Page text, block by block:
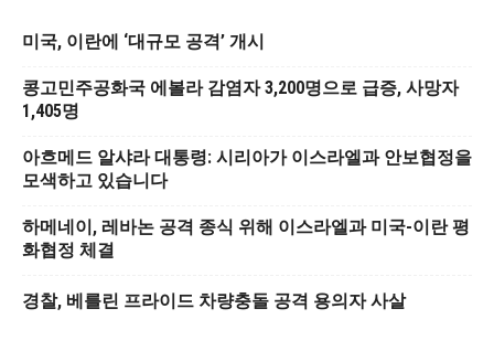
미국, 이란에 ‘대규모 공격’ 개시
콩고민주공화국 에볼라 감염자 3,200명으로 급증, 사망자
1,405명
아흐메드 알샤라 대통령: 시리아가 이스라엘과 안보협정을
모색하고 있습니다
하메네이, 레바논 공격 종식 위해 이스라엘과 미국-이란 평
화협정 체결
경찰, 베를린 프라이드 차량충돌 공격 용의자 사살